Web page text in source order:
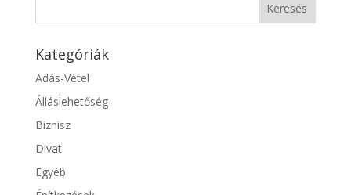
Kategóriák
Adás-Vétel
Álláslehetőség
Biznisz
Divat
Egyéb